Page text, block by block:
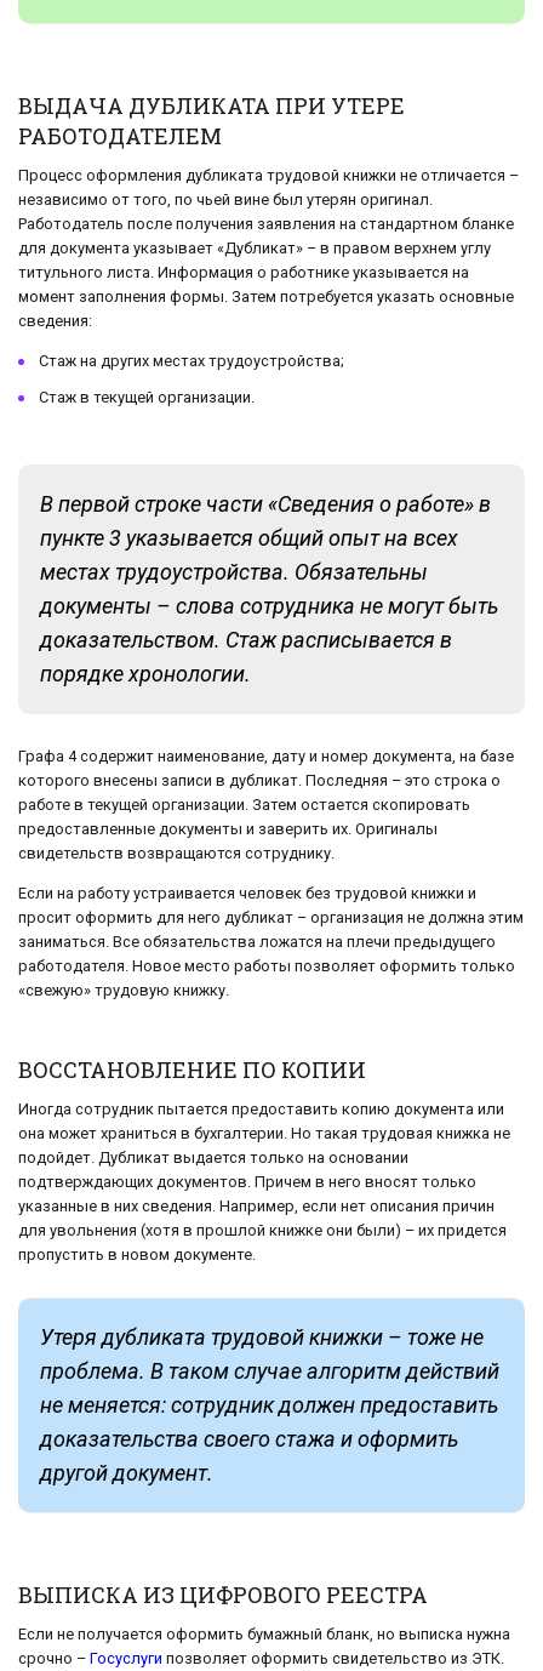
ВЫДАЧА ДУБЛИКАТА ПРИ УТЕРЕ
РАБОТОДАТЕЛЕМ
Процесс оформления дубликата трудовой книжки не отличается –
независимо от того, по чьей вине был утерян оригинал.
Работодатель после получения заявления на стандартном бланке
для документа указывает «Дубликат» – в правом верхнем углу
титульного листа. Информация о работнике указывается на
момент заполнения формы. Затем потребуется указать основные
сведения:
Стаж на других местах трудоустройства;
Стаж в текущей организации.
В первой строке части «Сведения о работе» в
пункте 3 указывается общий опыт на всех
местах трудоустройства. Обязательны
документы – слова сотрудника не могут быть
доказательством. Стаж расписывается в
порядке хронологии.
Графа 4 содержит наименование, дату и номер документа, на базе
которого внесены записи в дубликат. Последняя – это строка о
работе в текущей организации. Затем остается скопировать
предоставленные документы и заверить их. Оригиналы
свидетельств возвращаются сотруднику.
Если на работу устраивается человек без трудовой книжки и
просит оформить для него дубликат – организация не должна этим
заниматься. Все обязательства ложатся на плечи предыдущего
работодателя. Новое место работы позволяет оформить только
«свежую» трудовую книжку.
ВОССТАНОВЛЕНИЕ ПО КОПИИ
Иногда сотрудник пытается предоставить копию документа или
она может храниться в бухгалтерии. Но такая трудовая книжка не
подойдет. Дубликат выдается только на основании
подтверждающих документов. Причем в него вносят только
указанные в них сведения. Например, если нет описания причин
для увольнения (хотя в прошлой книжке они были) – их придется
пропустить в новом документе.
Утеря дубликата трудовой книжки – тоже не
проблема. В таком случае алгоритм действий
не меняется: сотрудник должен предоставить
доказательства своего стажа и оформить
другой документ.
ВЫПИСКА ИЗ ЦИФРОВОГО РЕЕСТРА
Если не получается оформить бумажный бланк, но выписка нужна
срочно – Госуслуги позволяет оформить свидетельство из ЭТК.